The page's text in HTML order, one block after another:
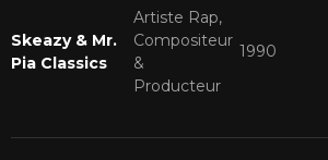
Skeazy & Mr.
Pia Classics
Artiste Rap,
Compositeur
&
Producteur
1990